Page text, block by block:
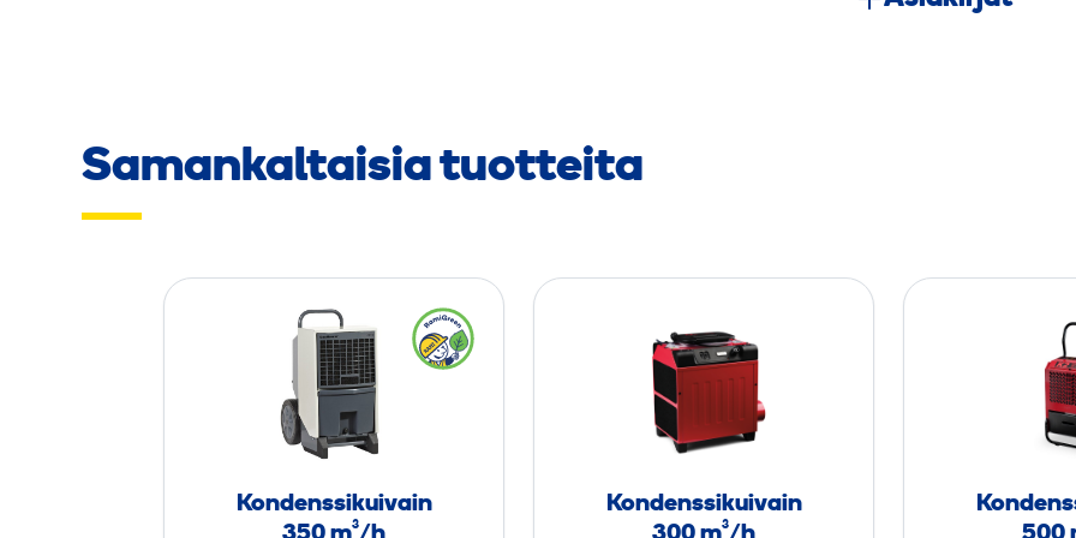
Samankaltaisia tuotteita
o
n
d
e
Kondenssikuivain
o
n
n
Kondenssikuivain